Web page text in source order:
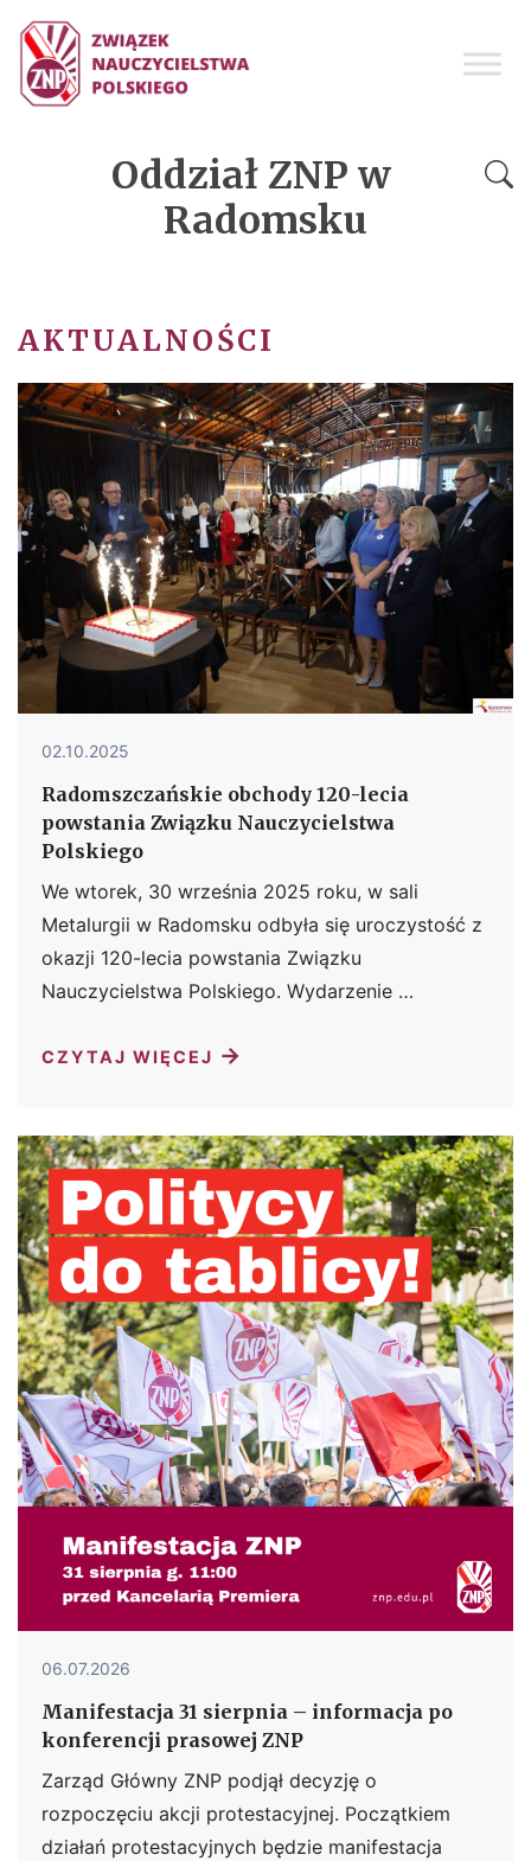
Oddział ZNP w
Radomsku
AKTUALNOŚCI
02.10.2025
Radomszczańskie obchody 120-lecia
powstania Związku Nauczycielstwa
Polskiego
We wtorek, 30 września 2025 roku, w sali
Metalurgii w Radomsku odbyła się uroczystość z
okazji 120-lecia powstania Związku
Nauczycielstwa Polskiego. Wydarzenie …
CZYTAJ WIĘCEJ →
06.07.2026
Manifestacja 31 sierpnia – informacja po
konferencji prasowej ZNP
Zarząd Główny ZNP podjął decyzję o
rozpoczęciu akcji protestacyjnej. Początkiem
działań protestacyjnych będzie manifestacja